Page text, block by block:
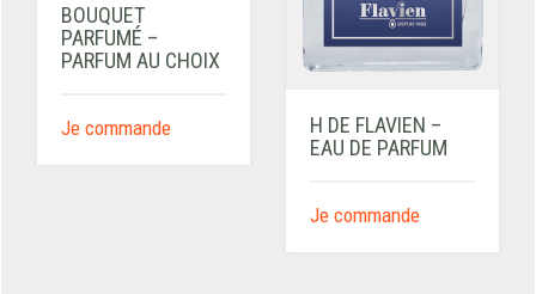
BOUQUET
PARFUMÉ –
PARFUM AU CHOIX
Je commande
H DE FLAVIEN –
EAU DE PARFUM
Je commande